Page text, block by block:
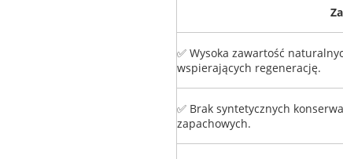
✅ Wysoka zawartość
wspierających regenerację.
✅ Brak syntetycznych
zapachowych.